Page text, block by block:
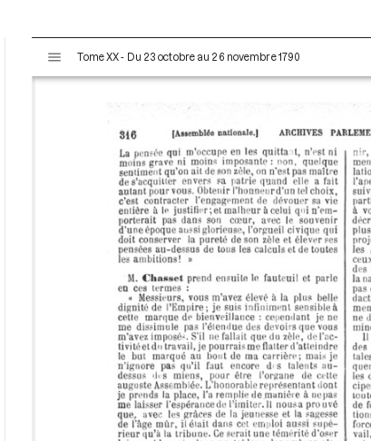
s
Tome XX - Du 23 octobre au 26 novembre 1790